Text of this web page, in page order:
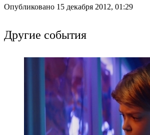
Опубликовано 15 декабря 2012, 01:29
Другие события